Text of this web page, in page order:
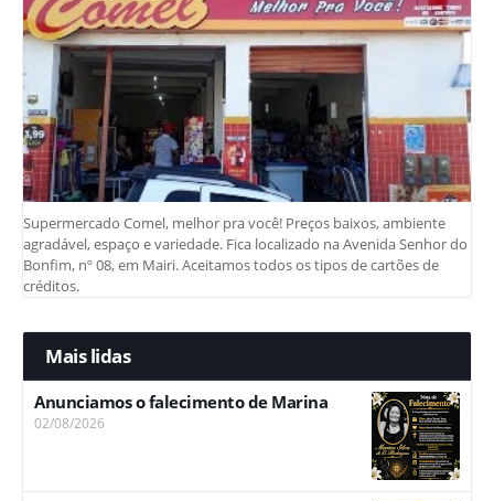
Supermercado Comel, melhor pra você! Preços baixos, ambiente
agradável, espaço e variedade. Fica localizado na Avenida Senhor do
Bonfim, nº 08, em Mairi. Aceitamos todos os tipos de cartões de
créditos.
Mais lidas
Anunciamos o falecimento de Marina
02/08/2026